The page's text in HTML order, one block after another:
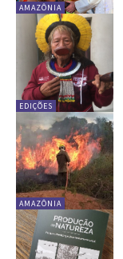
AMAZÔNIA
EDIÇÕES
AMAZÔNIA